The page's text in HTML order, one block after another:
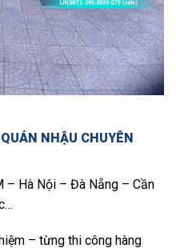
NHẬU CHUYÊN
– Hà Nội – Đà Nẵng – Cần
– từng thi công hàng